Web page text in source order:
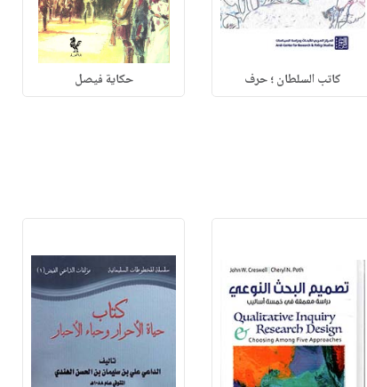
كاتب السلطان ؛ حرف حكاية فيصل